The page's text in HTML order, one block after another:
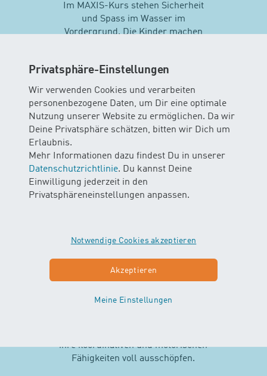
Privatsphäre-Einstellungen
Wir verwenden Cookies und verarbeiten
personenbezogene Daten, um Dir eine optimale
Nutzung unserer Website zu ermöglichen. Da wir
Deine Privatsphäre schätzen, bitten wir Dich um
Erlaubnis.
Mehr Informationen dazu findest Du in unserer
Datenschutzrichtlinie. Du kannst Deine
Einwilligung jederzeit in den
Privatsphäreneinstellungen anpassen.
Notwendige Cookies akzeptieren
Akzeptieren
Meine Einstellungen
Im MAXIS-Kurs stehen Sicherheit
und Spass im Wasser im
Vordergrund. Die Kinder machen
Schwimmtechniken…
Mehr zu Maxis
MASTERS
AB 2.5 JAHREN
Selbstständigkeit und Spass im
ihre koordinativen und motorischen
Fähigkeiten voll ausschöpfen.